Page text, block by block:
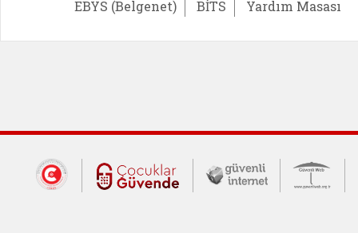
EBYS (Belgenet)
BİTS Yardım Masası
Dış Bağlantılar
Cumhurbaşkanlığı İletişim Merkezi
Çocuklar Güvende (yeni
Güvenli